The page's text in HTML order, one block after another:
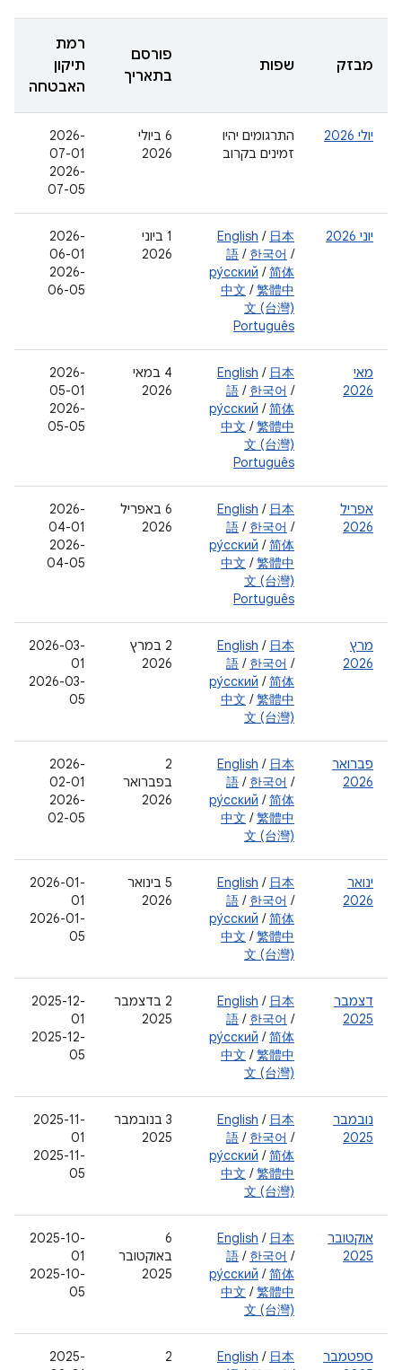
מבזק שפות
פורסם
בתאריך
רמת
תיקון
האבטחה
יולי 2026
התרגומים יהיו
זמינים בקרוב
‫6 ביולי
2026
‫2026-
07-01
2026-
07-05
יוני 2026 English / 日本
語 / 한국어 /
ру́сский /简体
中文 /繁體中
文 (台灣)
Português
‫1 ביוני
2026
2026-
06-01
2026-
06-05
מאי
2026
English / 日本
語 / 한국어 /
ру́сский /简体
中文 /繁體中
文 (台灣)
Português
‫4 במאי
2026
2026-
05-01
2026-
05-05
אפריל
2026
English / 日本
語 / 한국어 /
ру́сский /简体
中文 /繁體中
文 (台灣)
Português
6 באפריל
2026
‫2026-
04-01
‫2026-
04-05
מרץ
2026
English / 日本
語 / 한국어 /
ру́сский /简体
中文 /繁體中
文 (台灣)
‫2 במרץ
2026
‫2026-03-
01
2026-03-
05
פברואר
2026
English / 日本
語 / 한국어 /
ру́сский /简体
中文 /繁體中
文 (台灣)
‫2
בפברואר
2026
2026-
02-01
2026-
02-05
ינואר
2026
English / 日本
語 / 한국어 /
ру́сский /简体
中文 /繁體中
文 (台灣)
‫5 בינואר
2026
2026-01-
01
2026-01-
05
דצמבר
2025
English / 日本
語 / 한국어 /
ру́сский /简体
中文 /繁體中
文 (台灣)
‫2 בדצמבר
2025
2025-12-
01
2025-12-
05
נובמבר
2025
English / 日本
語 / 한국어 /
ру́сский /简体
中文 /繁體中
文 (台灣)
‫3 בנובמבר
2025
2025-11-
01
2025-11-
05
אוקטובר
2025
English / 日本
語 / 한국어 /
ру́сский /简体
中文 /繁體中
文 (台灣)
‫6
באוקטובר
2025
2025-10-
01
2025-10-
05
ספטמבר
English / 日本
‫2
2025-